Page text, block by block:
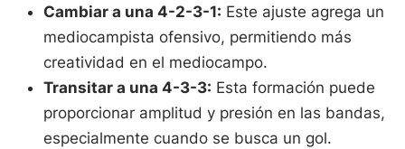
Cambiar a una 4-2-3-1: Este ajuste agrega un
mediocampista ofensivo, permitiendo más
creatividad en el mediocampo.
Transitar a una 4-3-3: Esta formación puede
proporcionar amplitud y presión en las bandas,
especialmente cuando se busca un gol.